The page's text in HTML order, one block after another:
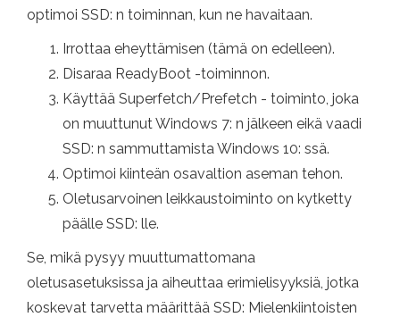
optimoi SSD: n toiminnan, kun ne havaitaan.
Irrottaa eheyttämisen (tämä on edelleen).
Disaraa ReadyBoot -toiminnon.
Käyttää Superfetch/Prefetch - toiminto, joka
on muuttunut Windows 7: n jälkeen eikä vaadi
SSD: n sammuttamista Windows 10: ssä.
Optimoi kiinteän osavaltion aseman tehon.
Oletusarvoinen leikkaustoiminto on kytketty
päälle SSD: lle.
Se, mikä pysyy muuttumattomana
oletusasetuksissa ja aiheuttaa erimielisyyksiä, jotka
koskevat tarvetta määrittää SSD: Mielenkiintoisten